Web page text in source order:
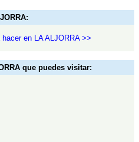
en LA ALJORRA >>
que puedes visitar: